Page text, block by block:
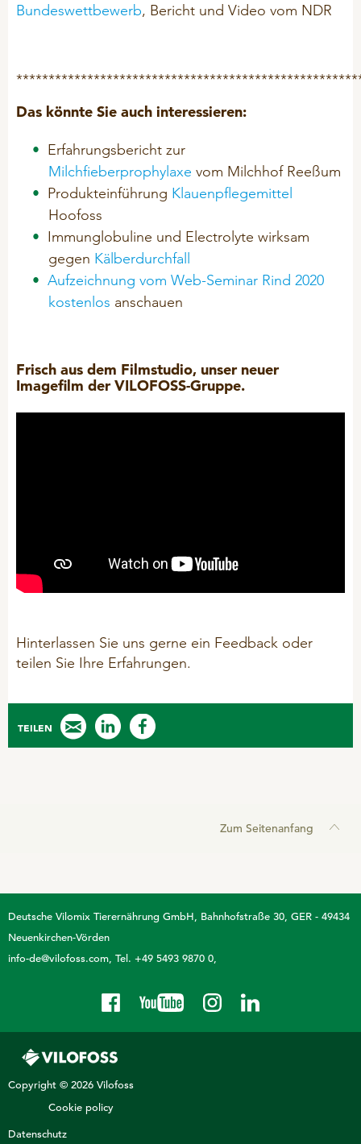
Bundeswettbewerb, Bericht und Video vom NDR
Das könnte Sie auch interessieren:
Erfahrungsbericht zur
Milchfieberprophylaxe vom Milchhof Reeßum
Produkteinführung Klauenpflegemittel
Hoofoss
Immunglobuline und Electrolyte wirksam
gegen Kälberdurchfall
Aufzeichnung vom Web-Seminar Rind 2020
kostenlos anschauen
Frisch aus dem Filmstudio, unser neuer
Imagefilm der VILOFOSS-Gruppe.
Hinterlassen Sie uns gerne ein Feedback oder
teilen Sie Ihre Erfahrungen.
TEILEN
Zum Seitenanfang
Deutsche Vilomix Tierernährung GmbH Bahnhofstraße 30, GER - 49434
Neuenkirchen-Vörden
info-de@vilofoss.com Tel. +49 5493 9870 0
Copyright © 2026 Vilofoss
Cookie policy
Datenschutz